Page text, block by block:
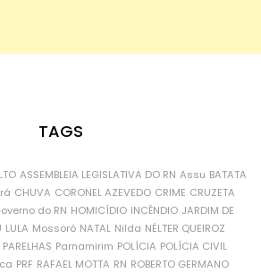
TAGS
ASSEMBLEIA LEGISLATIVA DO RN Assu BATATA
CHUVA CORONEL AZEVEDO CRIME CRUZETA
do RN HOMICÍDIO INCÊNDIO JARDIM DE
LULA Mossoró NATAL Nilda NÉLTER QUEIROZ
PARELHAS Parnamirim POLÍCIA POLÍCIA CIVIL
PRF RAFAEL MOTTA RN ROBERTO GERMANO